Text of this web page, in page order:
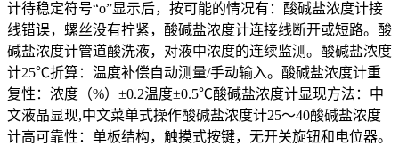
计待稳定符号“o”显示后，按可能的情况有：酸碱盐浓度计接
线错误，螺丝没有拧紧，酸碱盐浓度计连接线断开或短路。酸
碱盐浓度计管道酸洗液，对液中浓度的连续监测。酸碱盐浓度
计25℃折算：温度补偿自动测量/手动输入。酸碱盐浓度计重
复性：浓度（%）±0.2温度±0.5℃酸碱盐浓度计显现方法：中
文液晶显现,中文菜单式操作酸碱盐浓度计25～40酸碱盐浓度
计高可靠性：单板结构，触摸式按键，无开关旋钮和电位器。